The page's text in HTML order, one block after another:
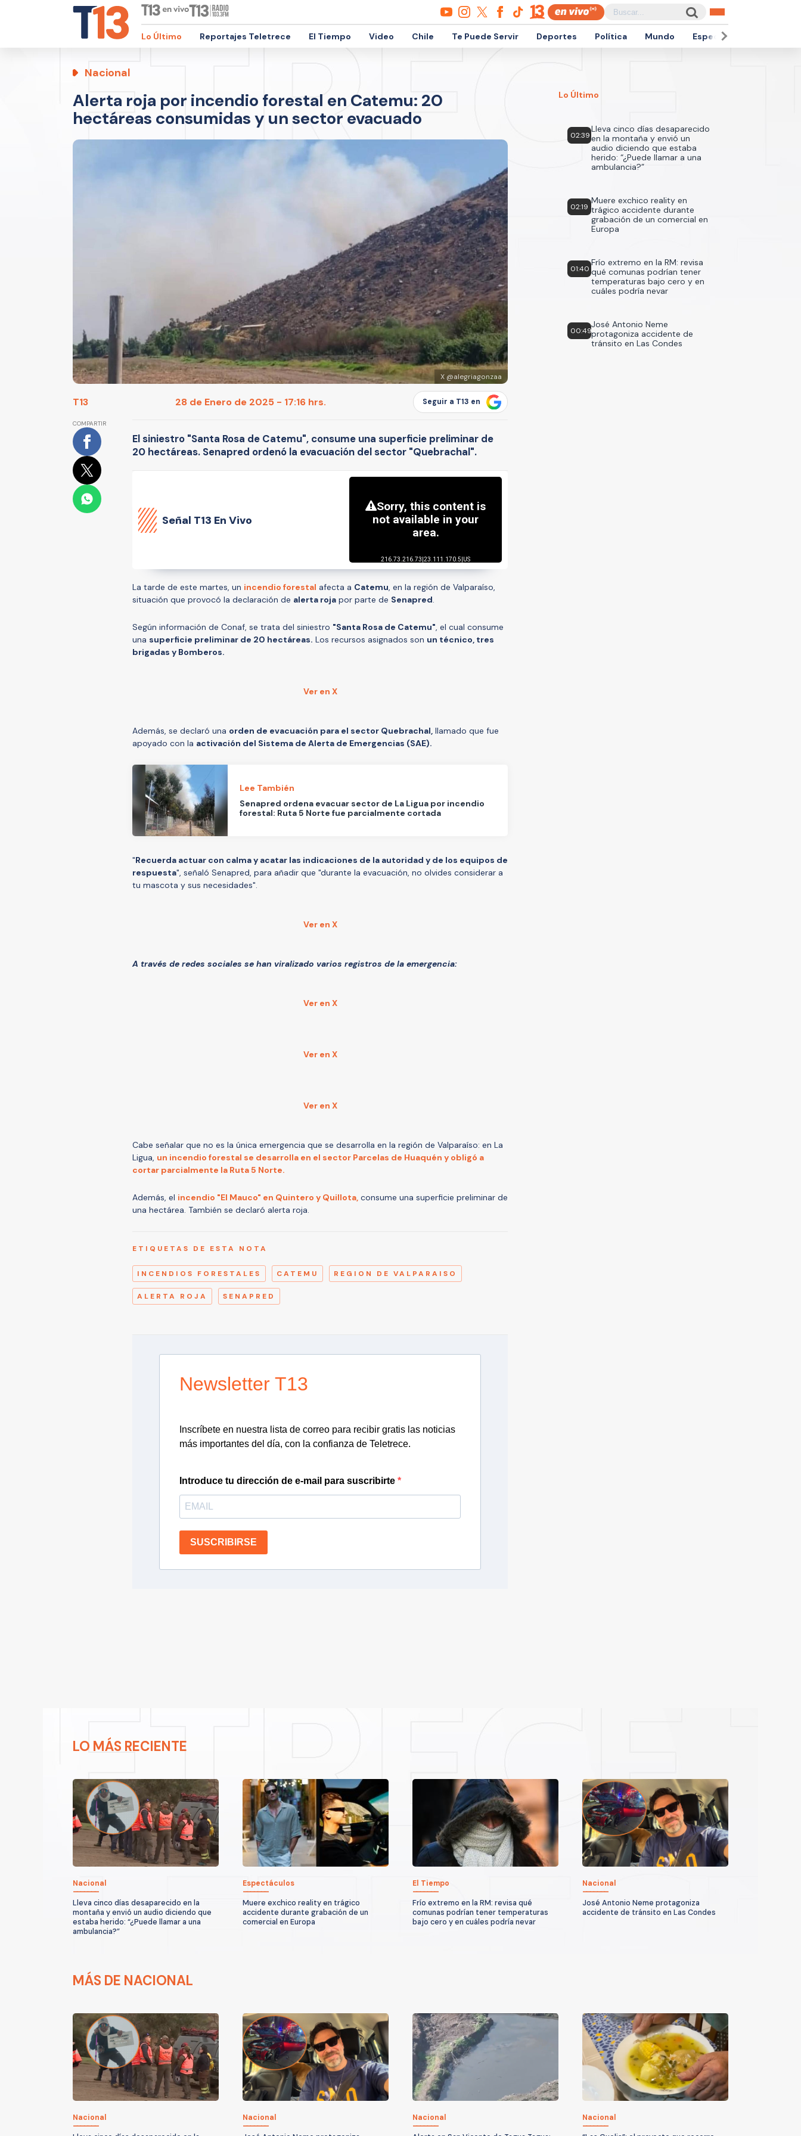
Lo Último Reportajes Teletrece El Tiempo Video Chile Te Puede Servir Deportes Política Mundo Espectáculos
Nacional
Alerta roja por incendio forestal en Catemu: 20
hectáreas consumidas y un sector evacuado
X @alegriagonzaa
T13 28 de Enero de 2025 - 17:16 hrs. Seguir a T13 en
COMPARTIR
El siniestro "Santa Rosa de Catemu", consume una superficie preliminar de
20 hectáreas. Senapred ordenó la evacuación del sector "Quebrachal".
Señal T13 En Vivo
La tarde de este martes, un incendio forestal afecta a Catemu, en la región de Valparaíso,
situación que provocó la declaración de alerta roja por parte de Senapred.
Según información de Conaf, se trata del siniestro "Santa Rosa de Catemu", el cual consume
una superficie preliminar de 20 hectáreas. Los recursos asignados son un técnico, tres
brigadas y Bomberos.
Ver en X
Además, se declaró una orden de evacuación para el sector Quebrachal, llamado que fue
apoyado con la activación del Sistema de Alerta de Emergencias (SAE).
Lee También
Senapred ordena evacuar sector de La Ligua por incendio
forestal: Ruta 5 Norte fue parcialmente cortada
"Recuerda actuar con calma y acatar las indicaciones de la autoridad y de los equipos de
respuesta", señaló Senapred, para añadir que "durante la evacuación, no olvides considerar a
tu mascota y sus necesidades".
Ver en X
A través de redes sociales se han viralizado varios registros de la emergencia:
Ver en X
Ver en X
Ver en X
Cabe señalar que no es la única emergencia que se desarrolla en la región de Valparaíso: en La
Ligua, un incendio forestal se desarrolla en el sector Parcelas de Huaquén y obligó a
cortar parcialmente la Ruta 5 Norte.
Además, el incendio "El Mauco" en Quintero y Quillota, consume una superficie preliminar de
una hectárea. También se declaró alerta roja.
ETIQUETAS DE ESTA NOTA
INCENDIOS FORESTALES CATEMU REGION DE VALPARAISO
ALERTA ROJA SENAPRED
Newsletter T13
Inscríbete en nuestra lista de correo para recibir gratis las noticias
más importantes del día, con la confianza de Teletrece.
Introduce tu dirección de e-mail para suscribirte
SUSCRIBIRSE
Lo Último
02:39
Lleva cinco días desaparecido
en la montaña y envió un
audio diciendo que estaba
herido: “¿Puede llamar a una
ambulancia?”
02:19
Muere exchico reality en
trágico accidente durante
grabación de un comercial en
Europa
01:40
Frío extremo en la RM: revisa
qué comunas podrían tener
temperaturas bajo cero y en
cuáles podría nevar
00:49
José Antonio Neme
protagoniza accidente de
tránsito en Las Condes
LO MÁS RECIENTE
Nacional
Lleva cinco días desaparecido en la
montaña y envió un audio diciendo que
estaba herido: “¿Puede llamar a una
ambulancia?”
Espectáculos
Muere exchico reality en trágico
accidente durante grabación de un
comercial en Europa
El Tiempo
Frío extremo en la RM: revisa qué
comunas podrían tener temperaturas
bajo cero y en cuáles podría nevar
Nacional
José Antonio Neme protagoniza
accidente de tránsito en Las Condes
MÁS DE NACIONAL
Nacional Nacional Nacional Nacional